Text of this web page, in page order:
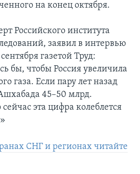
на конец октября.
Российского института
заявил в интервью
газетой Труд:
бы, чтобы Россия увеличила
газа. Если пару лет назад
45–50 млрд.
эта цифра колеблется
СНГ и регионах читайте